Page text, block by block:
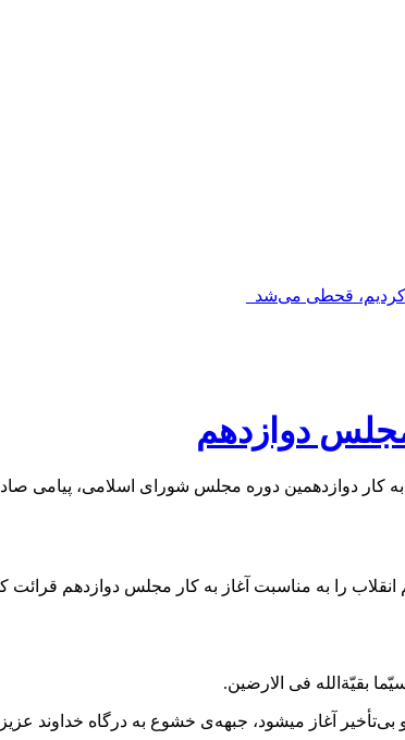
قحطی می‌شد_
مجلس دوازدهم
کار دوازدهمین دوره‌ مجلس شورای اسلامی، پیامی
را به مناسبت آغاز به کار مجلس دوازدهم قرائت
بقیّةالله فی الارضین.
آغاز میشود، جبهه‌ی خشوع به درگاه خداوند